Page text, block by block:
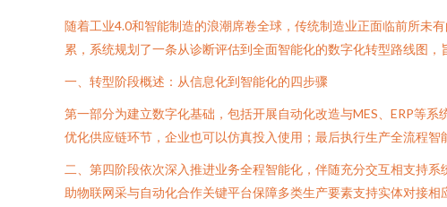
随着工业4.0和智能制造的浪潮席卷全球，传统制造业正面临前所未
累，系统规划了一条从诊断评估到全面智能化的数字化转型路线图，
一、转型阶段概述：从信息化到智能化的四步骤
第一部分为建立数字化基础，包括开展自动化改造与MES、ERP等
优化供应链环节，企业也可以仿真投入使用；最后执行生产全流程
二、第四阶段依次深入推进业务全程智能化，伴随充分交互相支持
助物联网采与自动化合作关键平台保障多类生产要素支持实体对接